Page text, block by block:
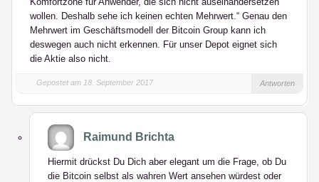
wollen. Deshalb sehe ich keinen echten Mehrwert.“ Genau den
Mehrwert im Geschäftsmodell der Bitcoin Group kann ich
deswegen auch nicht erkennen. Für unser Depot eignet sich
die Aktie also nicht.
Gepostet am 18. September 2017 Antworten
Raimund Brichta
Hiermit drückst Du Dich aber elegant um die Frage, ob Du
die Bitcoin selbst als wahren Wert ansehen würdest oder